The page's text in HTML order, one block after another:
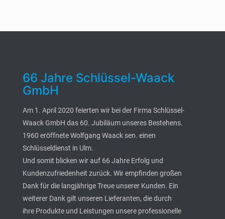
66 Jahre Schlüssel-Waack
GmbH
Am 1. April 2020 feierten wir bei der Firma Schlüssel-
Waack GmbH das 60. Jubiläum unseres Bestehens.
1960 eröffnete Wolfgang Waack sen. einen
Schlüsseldienst in Ulm.
Und somit blicken wir auf 66 Jahre Erfolg und
Kundenzufriedenheit zurück. Wir empfinden großen
Dank für die langjährige Treue unserer Kunden. Ein
weiterer Dank gilt unseren Lieferanten, die durch
ihre Produkte und Leistungen unsere professionelle